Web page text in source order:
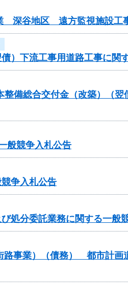
深谷地区 遠方監視施設工
）下流工事用道路工事に関
備総合交付金（改築）（
般競争入札公告
争入札公告
処分委託業務に関する一般
路事業）（債務） 都市計